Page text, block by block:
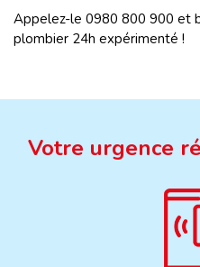
Appelez-le 0980 800 900 et
plombier 24h expérimenté !
Votre urgence